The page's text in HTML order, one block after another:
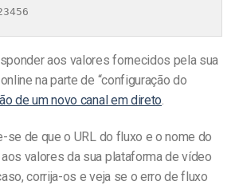
aos valores fornecidos pela sua
na parte de “configuração do
de um novo canal em direto.
de que o URL do fluxo e o nome do
valores da sua plataforma de vídeo
corrija-os e veja se o erro de fluxo